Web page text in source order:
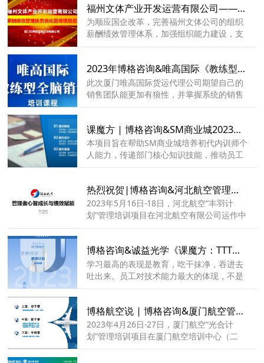
饭碗、铁工资）。
福州文体产业开发运营有限公司——组织薪酬绩效管理体系优化咨询项目启动会
为顺应国企改革，完善福州文体公司的组织
薪酬绩效管理体系，加强组织能力建设，支
司）携手博格咨询启动《组织薪酬绩效管理
体系优化咨询项目》项目并召开启动会。会
议得到福州文体公司领导的高度重视，公司
张伟、总经理助理黄日建等全体高管、中层
干部和各部门骨干人员参加会议。
2023年博格咨询&唯高国际《教练型全脑销售》圆满结束！
此次厦门唯高国际货运代理公司期望自己的
销售团队能更加有狼性，并掌握系统的销售
训。
课魔方 | 博格咨询&SM商业城2023内训师发展项目之课程开发培训圆满成功！
本项目旨在帮助SM商业城培养初代内训师个
人能力，传递部门核心知识技能，推动员工
训师进行线上与线下一起参加培训。
热烈祝贺|博格咨询&河北航空管理培训项目第三期顺利结束！
2023年5月16日-18日，河北航空“丰羽计
划”管理培训项目在河北航空有限公司运作中
北航空基层管理层的管理基本功。本期培训
共25名基层管理人员参加培训。
博格咨询&诚益光学《课魔方：TTT培训师成长记》第一期培训顺利结束！
学习最高的表现是教育，吃干抹净，吞进去
吐出来。员工对技术能力最大的体现，不是
部门骨干共计42人在2023年5月13日参与了
《课魔方：TTT培训师成长记》，让每一位
学员能够掌握课程开发技术、经验萃取技
博格航空说 | 博格咨询&厦门航空管理培训项目第五期顺利结束！
2023年4月26日-27日，厦门航空“光合计
划”管理培训项目在厦门航空培训中心（二